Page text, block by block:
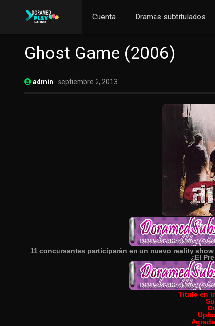
Cuenta Dramas subtitulados
Ghost Game (2006)
admin septiembre 2, 2013
11 concursantes participarán en un nuevo reality
¿El
Titulo en